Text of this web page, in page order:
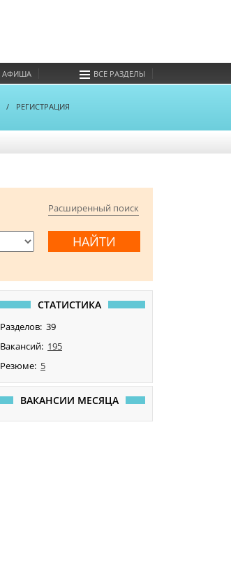
АФИША ВСЕ РАЗДЕЛЫ
/ РЕГИСТРАЦИЯ
Расширенный поиск
СТАТИСТИКА
Разделов: 39
Вакансий: 195
Резюме: 5
ВАКАНСИИ МЕСЯЦА